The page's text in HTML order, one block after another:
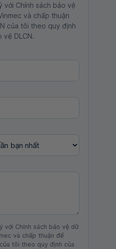
với Chính sách bảo vệ
và chấp thuận
của tôi theo quy định
vệ DLCN.
với Chính sách bảo vệ dữ
và chấp thuận để
tôi theo quy định của